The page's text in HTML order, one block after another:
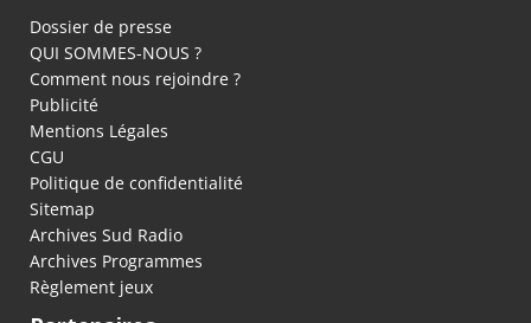
Dossier de presse
QUI SOMMES-NOUS ?
Comment nous rejoindre ?
Publicité
Mentions Légales
CGU
Politique de confidentialité
Sitemap
Archives Sud Radio
Archives Programmes
Règlement jeux